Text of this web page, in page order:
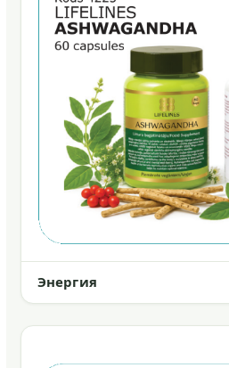
Энергия